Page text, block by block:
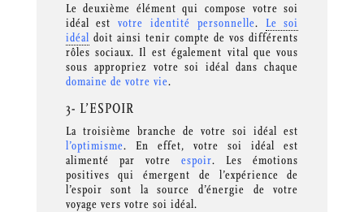
Le deuxième élément qui compose votre soi
idéal estvotre identité personnelle. Le soi
idéal doit ainsi tenir compte de vos différents
rôles sociaux. Il est également vital que vous
sous appropriez votre soi idéal dans chaque
domaine de votre vie.
3- L’ESPOIR
La troisième branche de votre soi idéal est
l’optimisme. En effet, votre soi idéal est
alimenté par votreespoir. Les émotions
positives qui émergent de l’expérience de
l’espoir sont la source d’énergie de votre
voyage vers votre soi idéal.